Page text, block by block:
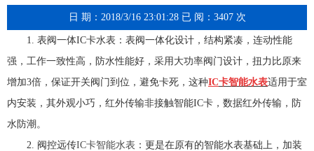
日 期：2018/3/16 23:01:28 已 阅：3407 次
1. 表阀一体IC卡水表：表阀一体化设计，结构紧凑，连动性能
强，工作一致性高，防水性能好，采用大功率阀门设计，扭力比原来
增加3倍，保证开关阀门到位，避免卡死，这种IC卡智能水表适用于室
内安装，其外观小巧，红外传输非接触智能IC卡，数据红外传输，防
水防潮。
2. 阀控远传IC卡智能水表 ：更是在原有的智能水表基础上，加装